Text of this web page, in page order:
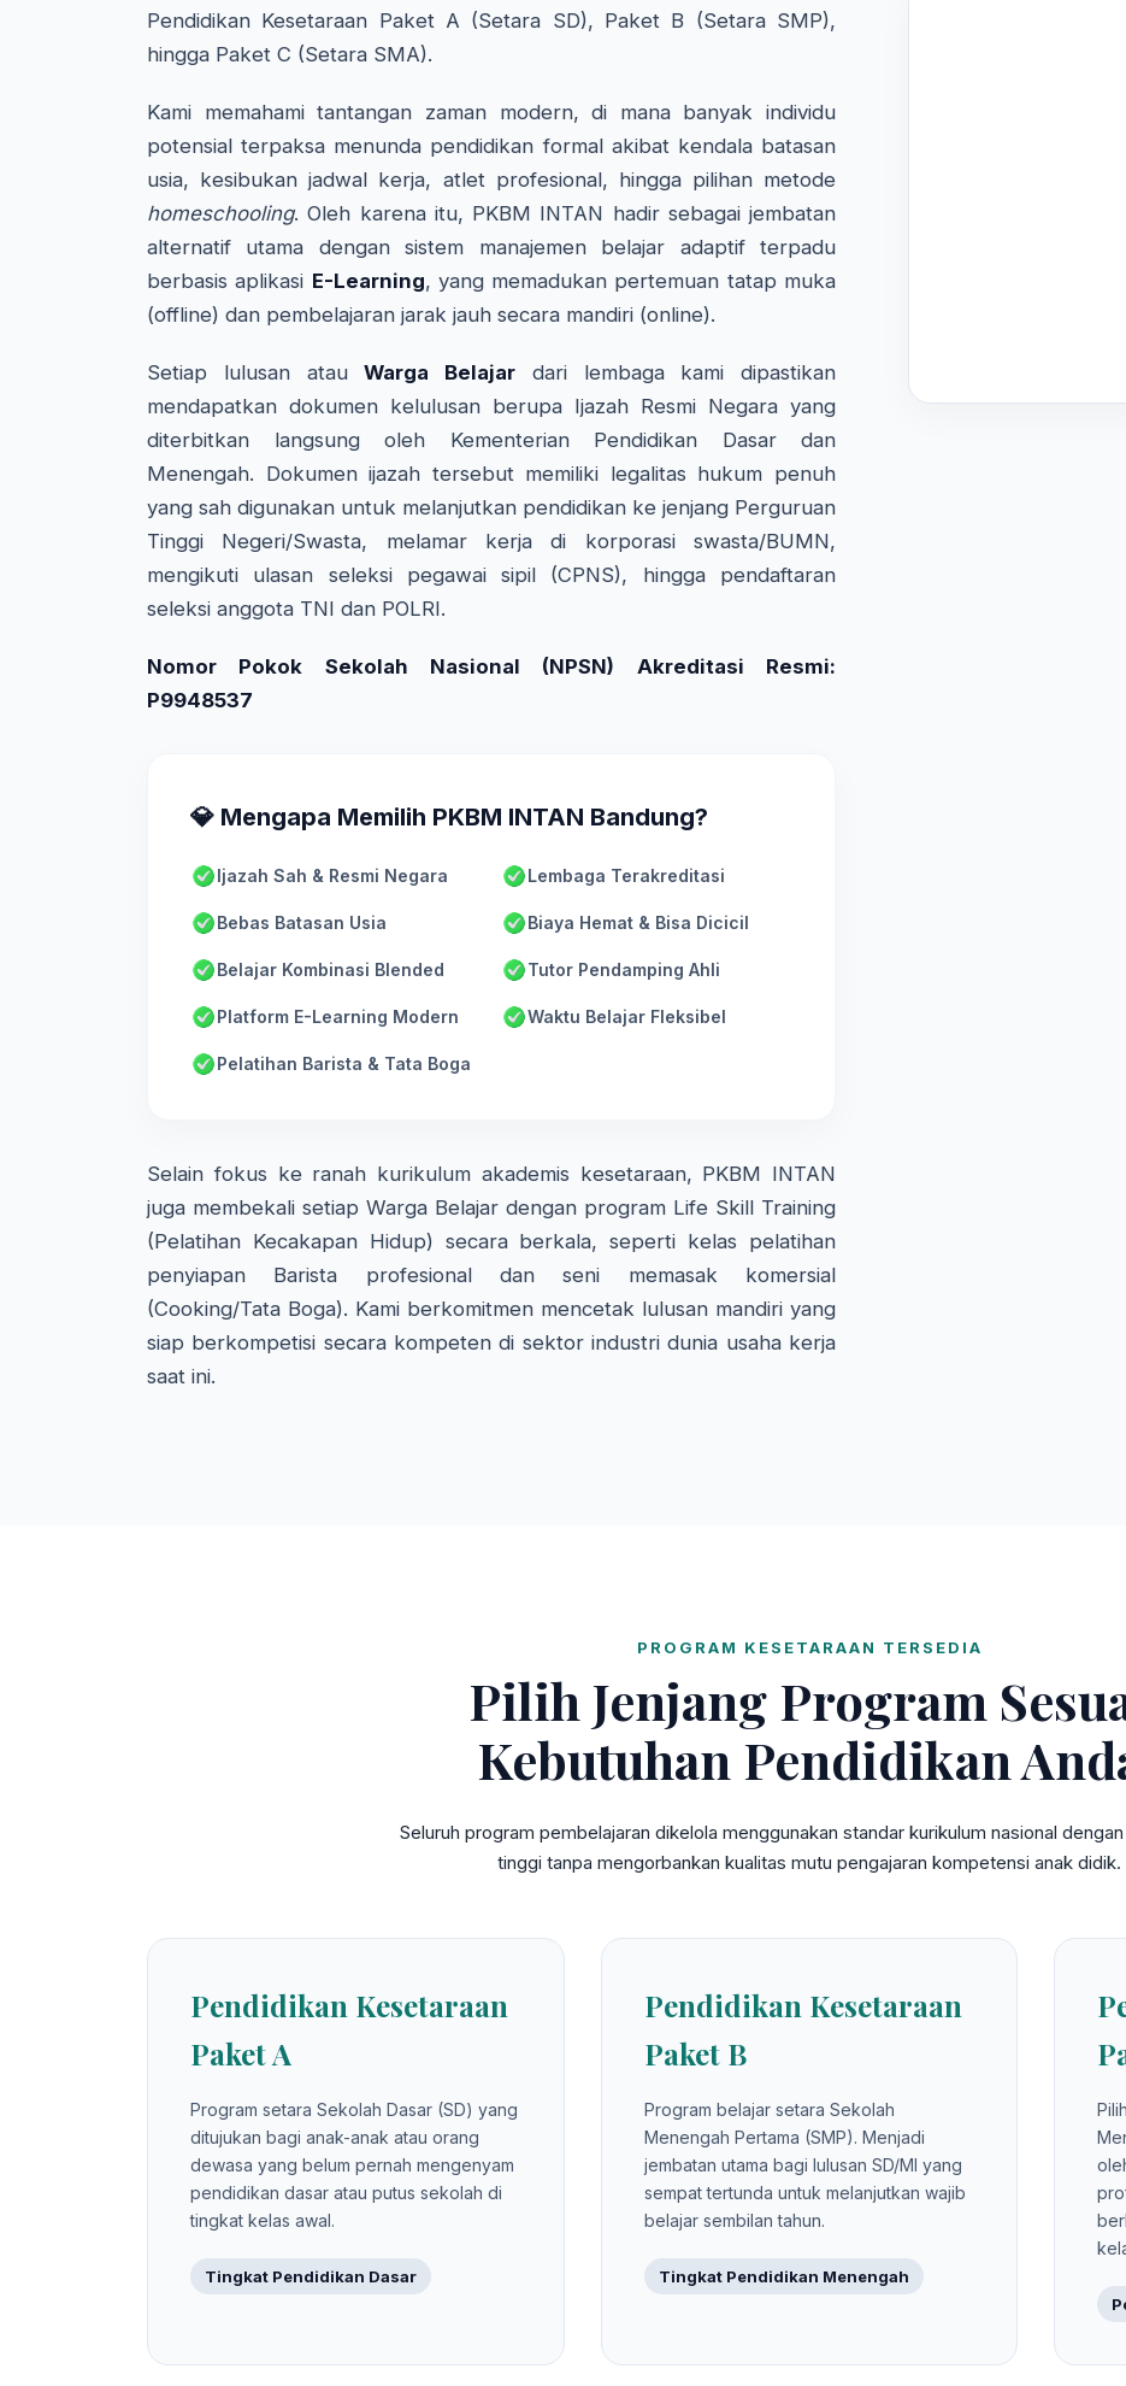
Pendidikan Kesetaraan Paket A (Setara SD), Paket B (Setara SMP),
hingga Paket C (Setara SMA).
Kami memahami tantangan zaman modern, di mana banyak individu
potensial terpaksa menunda pendidikan formal akibat kendala batasan
usia, kesibukan jadwal kerja, atlet profesional, hingga pilihan metode
homeschooling. Oleh karena itu, PKBM INTAN hadir sebagai jembatan
alternatif utama dengan sistem manajemen belajar adaptif terpadu
berbasis aplikasi E-Learning, yang memadukan pertemuan tatap muka
(offline) dan pembelajaran jarak jauh secara mandiri (online).
Setiap lulusan atauWarga Belajar dari lembaga kami dipastikan
mendapatkan dokumen kelulusan berupa Ijazah Resmi Negara yang
diterbitkan langsung oleh Kementerian Pendidikan Dasar dan
Menengah. Dokumen ijazah tersebut memiliki legalitas hukum penuh
yang sah digunakan untuk melanjutkan pendidikan ke jenjang Perguruan
Tinggi Negeri/Swasta, melamar kerja di korporasi swasta/BUMN,
mengikuti ulasan seleksi pegawai sipil (CPNS), hingga pendaftaran
seleksi anggota TNI dan POLRI.
Nomor Pokok Sekolah Nasional (NPSN) Akreditasi Resmi:
P9948537
💎 Mengapa Memilih PKBM INTAN Bandung?
Ijazah Sah & Resmi Negara Lembaga Terakreditasi
Bebas Batasan Usia Biaya Hemat & Bisa Dicicil
Belajar Kombinasi Blended Tutor Pendamping Ahli
Platform E-Learning Modern Waktu Belajar Fleksibel
Pelatihan Barista & Tata Boga
Selain fokus ke ranah kurikulum akademis kesetaraan, PKBM INTAN
juga membekali setiap Warga Belajar dengan program Life Skill Training
(Pelatihan Kecakapan Hidup) secara berkala, seperti kelas pelatihan
penyiapan Barista profesional dan seni memasak komersial
(Cooking/Tata Boga). Kami berkomitmen mencetak lulusan mandiri yang
siap berkompetisi secara kompeten di sektor industri dunia usaha kerja
saat ini.
PROGRAM KESETARAAN TERSEDIA
Pilih Jenjang Program
Kebutuhan Pendidikan
Seluruh program pembelajaran dikelola menggunakan standar kurikulum nasional
tinggi tanpa mengorbankan kualitas mutu pengajaran kompetensi anak didik.
Pendidikan Kesetaraan
Paket A
Program setara Sekolah Dasar (SD) yang
ditujukan bagi anak-anak atau orang
dewasa yang belum pernah mengenyam
pendidikan dasar atau putus sekolah di
tingkat kelas awal.
Tingkat Pendidikan Dasar
Pendidikan Kesetaraan
Paket B
Program belajar setara Sekolah
Menengah Pertama (SMP). Menjadi
jembatan utama bagi lulusan SD/MI yang
sempat tertunda untuk melanjutkan wajib
belajar sembilan tahun.
Tingkat Pendidikan Menengah